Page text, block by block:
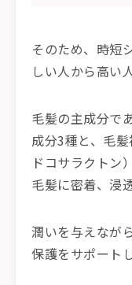
そのため、時短
しい人から高い
毛髪の主成分で
成分3種と、毛
ドコサラクトン
毛髪に密着、浸透
潤いを与えなが
保護をサポート